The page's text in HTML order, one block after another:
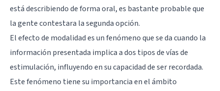
está describiendo de forma oral, es bastante probable que
la gente contestara la segunda opción.
El efecto de modalidad es un fenómeno que se da cuando la
información presentada implica a dos tipos de vías de
estimulación, influyendo en su capacidad de ser recordada.
Este fenómeno tiene su importancia en el ámbito